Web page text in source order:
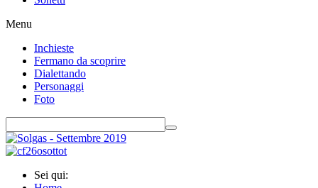
Menu
Inchieste
Fermano da scoprire
Dialettando
Personaggi
Foto
Sei qui: